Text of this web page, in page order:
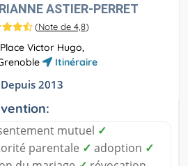
ASTIER-PERRET
(Note de 4,8)
Place Victor Hugo,
Itinéraire
Depuis 2013
mutuel ✓
parentale ✓ adoption ✓